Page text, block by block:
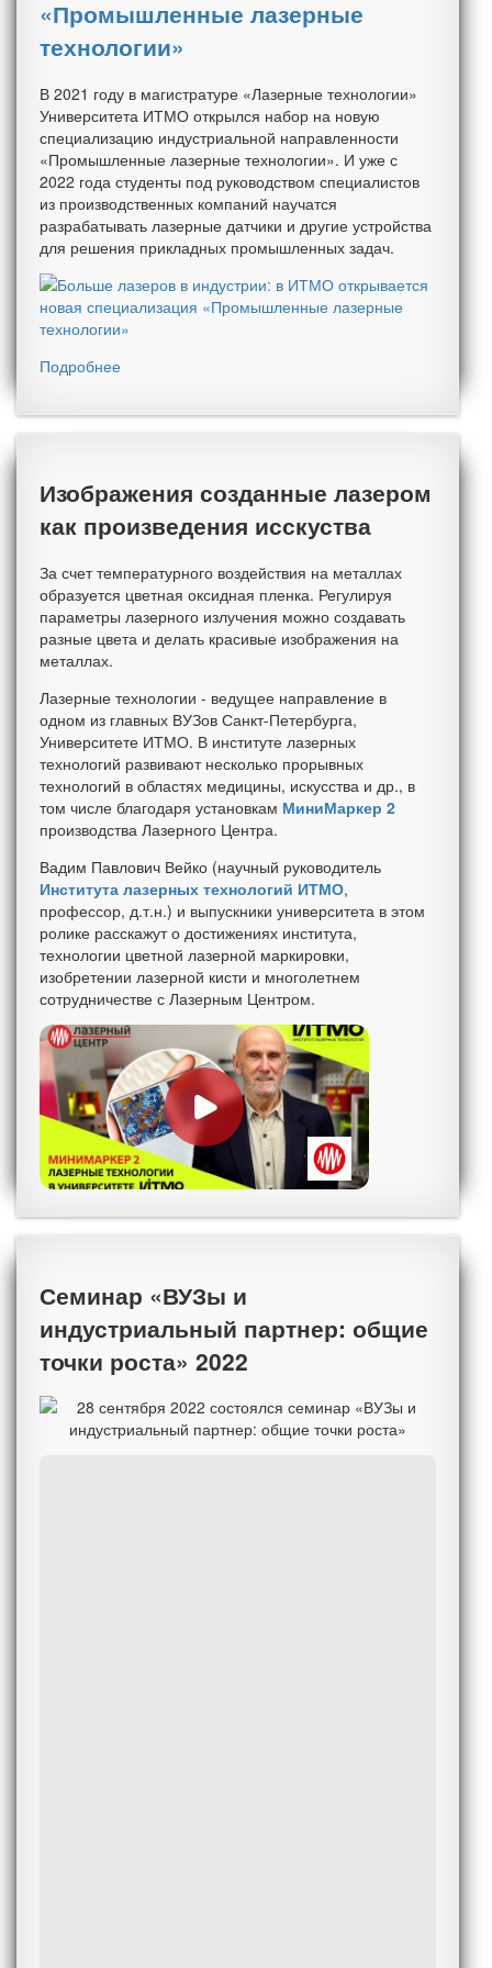
«Промышленные лазерные
технологии»
В 2021 году в магистратуре «Лазерные технологии»
Университета ИТМО открылся набор на новую
специализацию индустриальной направленности
«Промышленные лазерные технологии». И уже с
2022 года студенты под руководством специалистов
из производственных компаний научатся
разрабатывать лазерные датчики и другие устройства
для решения прикладных промышленных задач.
Подробнее
Изображения созданные лазером
как произведения исскуства
За счет температурного воздействия на металлах
образуется цветная оксидная пленка. Регулируя
параметры лазерного излучения можно создавать
разные цвета и делать красивые изображения на
металлах.
Лазерные технологии - ведущее направление в
одном из главных ВУЗов Санкт-Петербурга,
Университете ИТМО. В институте лазерных
технологий развивают несколько прорывных
технологий в областях медицины, искусства и др., в
том числе благодаря установкам МиниМаркер 2
производства Лазерного Центра.
Вадим Павлович Вейко (научный руководитель
Института лазерных технологий ИТМО,
профессор, д.т.н.) и выпускники университета в этом
ролике расскажут о достижениях института,
технологии цветной лазерной маркировки,
изобретении лазерной кисти и многолетнем
сотрудничестве с Лазерным Центром.
Семинар «ВУЗы и
индустриальный партнер: общие
точки роста» 2022